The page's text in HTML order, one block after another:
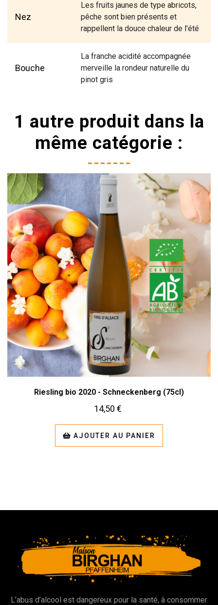
Nez
Les fruits jaunes de type abricots,
pêche sont bien présents et
rappellent la douce chaleur de l'été
Bouche
La franche acidité accompagnée
merveille la rondeur naturelle du
pinot gris
1 autre produit dans la
même catégorie :
Riesling bio 2020 - Schneckenberg (75cl)
14,50 €
AJOUTER AU PANIER
L’abus d’alcool est dangereux pour la santé, à consommer